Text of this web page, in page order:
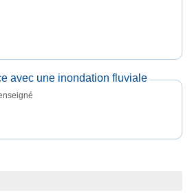
avec une inondation fluviale